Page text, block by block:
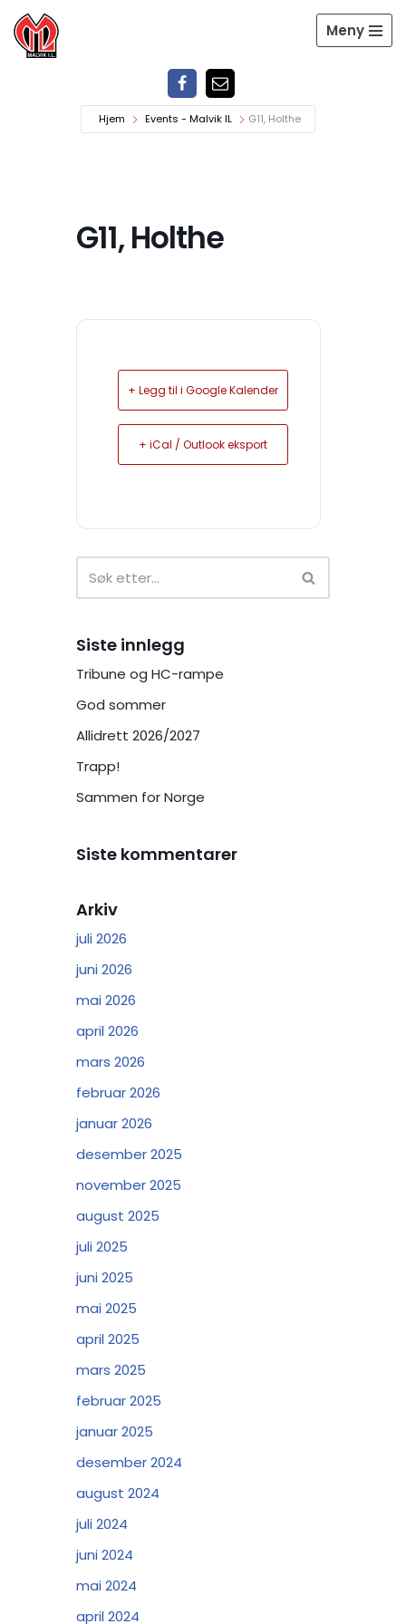
Hopp
Meny
Hjem Events - Malvik IL G11, Holthe
G11, Holthe
+ Legg til i Google Kalender
+ iCal / Outlook eksport
Siste innlegg
Tribune og HC-rampe
God sommer
Allidrett 2026/2027
Trapp!
Sammen for Norge
Siste kommentarer
Arkiv
juli 2026
juni 2026
mai 2026
april 2026
mars 2026
februar 2026
januar 2026
desember 2025
november 2025
august 2025
juli 2025
juni 2025
mai 2025
april 2025
mars 2025
februar 2025
januar 2025
desember 2024
august 2024
juli 2024
juni 2024
mai 2024
april 2024